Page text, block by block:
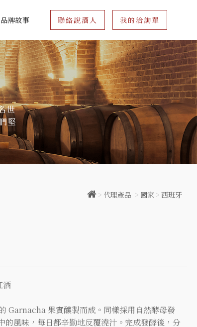
品牌故事 聯絡說酒人 我的洽詢單
世
堅
> 代理產品 > 國家 > 西班牙
酒
Garnacha 果實釀製而成。同樣採用自然酵母發
的風味，每日都辛勤地反覆澆汁。完成發酵後，分